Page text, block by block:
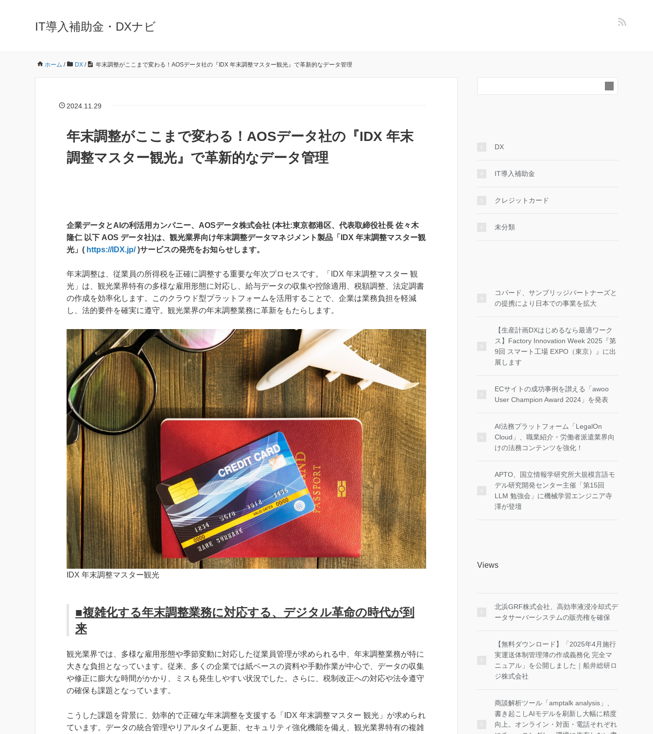
IT導入補助金・DXナビ
ホーム / DX / 年末調整がここまで変わる！AOSデータ社の『IDX 年末調整マスター観光』で革新的なデータ管理
2024.11.29
年末調整がここまで変わる！AOSデータ社の『IDX 年末
調整マスター観光』で革新的なデータ管理
企業データとAIの利活用カンパニー、AOSデータ株式会社 (本社:東京都港区、代表取締役社長 佐々木
隆仁 以下 AOS データ社)は、観光業界向け年末調整データマネジメント製品「IDX 年末調整マスター観
光」( https://IDX.jp/)サービスの発売をお知らせします。
年末調整は、従業員の所得税を正確に調整する重要な年次プロセスです。「IDX 年末調整マスター 観
光」は、観光業界特有の多様な雇用形態に対応し、給与データの収集や控除適用、税額調整、法定調書
の作成を効率化します。このクラウド型プラットフォームを活用することで、企業は業務負担を軽減
し、法的要件を確実に遵守。観光業界の年末調整業務に革新をもたらします。
IDX 年末調整マスター観光
■複雑化する年末調整業務に対応する、デジタル革命の時代が到
来
観光業界では、多様な雇用形態や季節変動に対応した従業員管理が求められる中、年末調整業務が特に
大きな負担となっています。従来、多くの企業では紙ベースの資料や手動作業が中心で、データの収集
や修正に膨大な時間がかかり、ミスも発生しやすい状況でした。さらに、税制改正への対応や法令遵守
の確保も課題となっています。
こうした課題を背景に、効率的で正確な年末調整を支援する「IDX 年末調整マスター 観光」が求められ
ています。データの統合管理やリアルタイム更新、セキュリティ強化機能を備え、観光業界特有の複雑
DX
IT導入補助金
クレジットカード
未分類
コパード、サンブリッジパートナーズと
の提携により日本での事業を拡大
【生産計画DXはじめるなら最適ワーク
ス】Factory Innovation Week 2025『第
9回 スマート工場 EXPO（東京）』に出
展します
ECサイトの成功事例を讃える「awoo
User Champion Award 2024」を発表
AI法務プラットフォーム「LegalOn
Cloud」、職業紹介・労働者派遣業界向
けの法務コンテンツを強化！
APTO、国立情報学研究所大規模言語モ
デル研究開発センター主催「第15回
LLM 勉強会」に機械学習エンジニア寺
澤が登壇
Views
北浜GRF株式会社、高効率液浸冷却式デ
ータサーバーシステムの販売権を確保
【無料ダウンロード】「2025年4月施行
実運送体制管理簿の作成義務化 完全マ
ニュアル」を公開しました｜船井総研ロ
ジ株式会社
商談解析ツール「amptalk analysis」、
書き起こしAIモデルを刷新し大幅に精度
向上。オンライン・対面・電話それぞれ